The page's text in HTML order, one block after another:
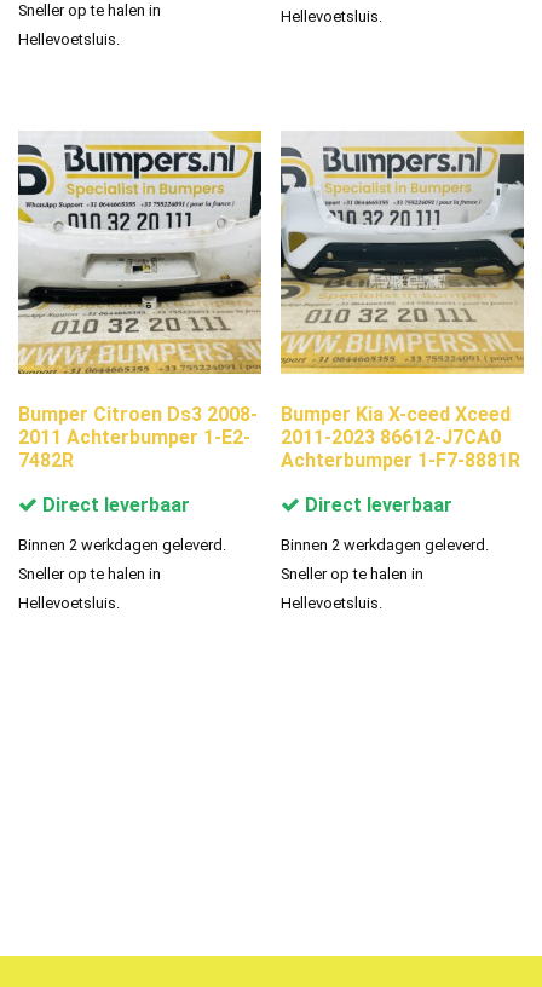
Sneller op te halen in
Hellevoetsluis.
Hellevoetsluis.
Bumper Citroen Ds3 2008-
2011 Achterbumper 1-E2-
7482R
Direct leverbaar
Binnen 2 werkdagen geleverd.
Sneller op te halen in
Hellevoetsluis.
Bumper Kia X-ceed Xceed
2011-2023 86612-J7CA0
Achterbumper 1-F7-8881R
Direct leverbaar
Binnen 2 werkdagen geleverd.
Sneller op te halen in
Hellevoetsluis.